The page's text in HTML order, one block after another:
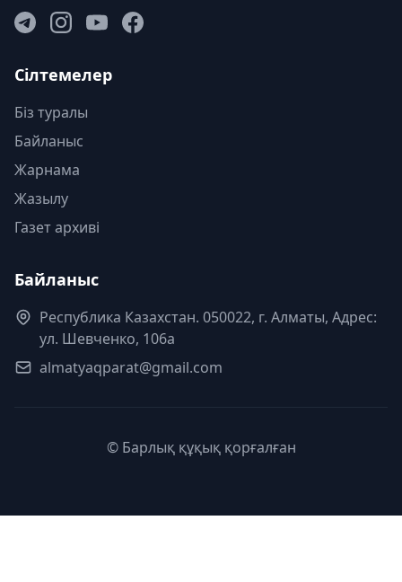
Сілтемелер
Біз туралы
Байланыс
Жарнама
Жазылу
Газет архиві
Байланыс
Республика Казахстан. 050022, г. Алматы, Адрес:
ул. Шевченко, 106а
almatyaqparat@gmail.com
© Барлық құқық қорғалған